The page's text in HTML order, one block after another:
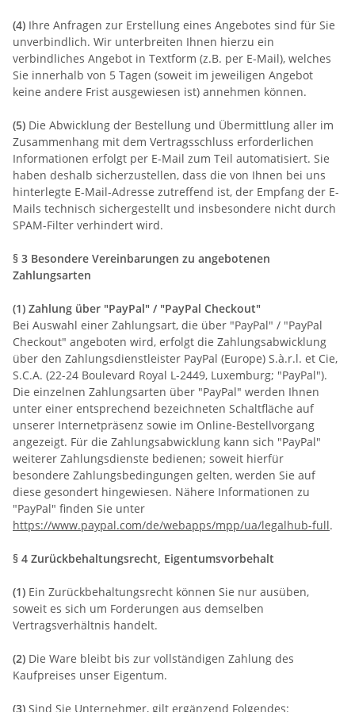
(4) Ihre Anfragen zur Erstellung eines Angebotes sind für Sie
unverbindlich. Wir unterbreiten Ihnen hierzu ein
verbindliches Angebot in Textform (z.B. per E-Mail), welches
Sie innerhalb von 5 Tagen (soweit im jeweiligen Angebot
keine andere Frist ausgewiesen ist) annehmen können.
(5) Die Abwicklung der Bestellung und Übermittlung aller im
Zusammenhang mit dem Vertragsschluss erforderlichen
Informationen erfolgt per E-Mail zum Teil automatisiert. Sie
haben deshalb sicherzustellen, dass die von Ihnen bei uns
hinterlegte E-Mail-Adresse zutreffend ist, der Empfang der E-
Mails technisch sichergestellt und insbesondere nicht durch
SPAM-Filter verhindert wird.
§ 3 Besondere Vereinbarungen zu angebotenen
Zahlungsarten
(1) Zahlung über "PayPal" / "PayPal Checkout"
Bei Auswahl einer Zahlungsart, die über "PayPal" / "PayPal
Checkout" angeboten wird, erfolgt die Zahlungsabwicklung
über den Zahlungsdienstleister PayPal (Europe) S.à.r.l. et Cie,
S.C.A. (22-24 Boulevard Royal L-2449, Luxemburg; "PayPal").
Die einzelnen Zahlungsarten über "PayPal" werden Ihnen
unter einer entsprechend bezeichneten Schaltfläche auf
unserer Internetpräsenz sowie im Online-Bestellvorgang
angezeigt. Für die Zahlungsabwicklung kann sich "PayPal"
weiterer Zahlungsdienste bedienen; soweit hierfür
besondere Zahlungsbedingungen gelten, werden Sie auf
diese gesondert hingewiesen. Nähere Informationen zu
"PayPal" finden Sie unter
https://www.paypal.com/de/webapps/mpp/ua/legalhub-full.
§ 4 Zurückbehaltungsrecht , Eigentumsvorbehalt
(1) Ein Zurückbehaltungsrecht können Sie nur ausüben,
soweit es sich um Forderungen aus demselben
Vertragsverhältnis handelt.
(2) Die Ware bleibt bis zur vollständigen Zahlung des
Kaufpreises unser Eigentum.
(3) Sind Sie Unternehmer, gilt ergänzend Folgendes: